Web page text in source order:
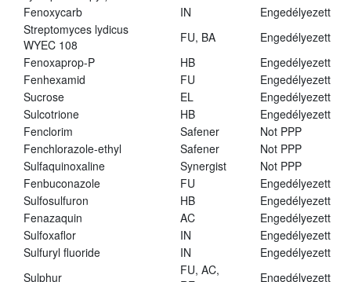
Fenoxycarb
IN
Engedélyezett
Streptomyces lydicus
WYEC 108
FU, BA
Engedélyezett
Fenoxaprop-P
HB
Engedélyezett
Fenhexamid
FU
Engedélyezett
Sucrose
EL
Engedélyezett
Sulcotrione
HB
Engedélyezett
Fenclorim
Safener
Not PPP
Fenchlorazole-ethyl
Safener
Not PPP
Sulfaquinoxaline
Synergist
Not PPP
Fenbuconazole
FU
Engedélyezett
Sulfosulfuron
HB
Engedélyezett
Fenazaquin
AC
Engedélyezett
Sulfoxaflor
IN
Engedélyezett
Sulfuryl fluoride
IN
Engedélyezett
Sulphur
FU, AC,
Engedélyezett